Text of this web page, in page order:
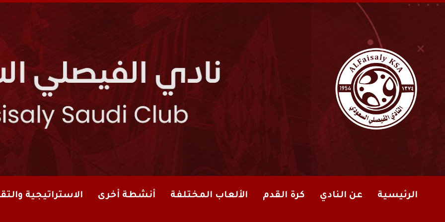
الرئيسية عن النادي كرة القدم الألعاب المختلفة أنشطة أخرى الاستراتيجية